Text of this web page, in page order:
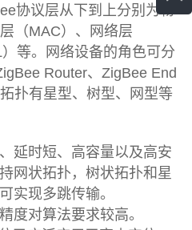
协议层从下到上分别为物
（MAC）、网络层
等。网络设备的角色可分
Router、ZigBee End
扑有星型、树型、网型等
延时短、高容量以及高安
网状拓扑，树状拓扑和星
实现多跳传输。
度对算法要求较高。